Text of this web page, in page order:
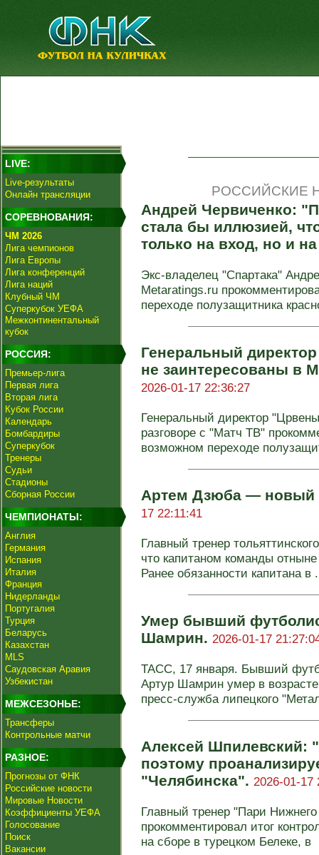
LIVE:
Live-результаты
Онлайн трансляции
СОРЕВНОВАНИЯ:
ЧМ 2026
Лига чемпионов
Лига Европы
Лига конференций
Лига наций
Клубный ЧМ
Суперкубок УЕФА
Межконтинентальный
кубок
РОССИЯ:
Премьер-лига
Первая лига
Вторая лига
Кубок России
Календарь
Бомбардиры
Суперкубок
Тренеры
Судьи
Стадионы
Сборная России
ЧЕМПИОНАТЫ:
Англия
Германия
Испания
Италия
Франция
Нидерланды
Португалия
Турция
Беларусь
Казахстан
MLS
Саудовская Аравия
Узбекистан
МЕЖСЕЗОНЬЕ:
Трансферы
Контрольные матчи
РАЗНОЕ:
Прогнозы от ФНК
Российские новости
Мировые Новости
Коэффициенты УЕФА
Голосование
Поиск
Вакансии
РОССИЙСКИЕ
Андрей Червиченко:
стала бы иллюзией,
только на вход, но и
Экс-владелец "Спартака"
Metaratings.ru
переходе полузащитника
Генеральный
не заинтересованы в
2026-01-17 22:36:27
Генеральный директор
разговоре с "Матч ТВ"
возможном переходе
Артем Дзюба — новый
17 22:11:41
Главный тренер
что капитаном команды
Ранее обязанности капитана в
Умер бывший
Шамрин. 2026-01-17
ТАСС, 17 января. Бывший
Артур Шамрин умер в
пресс-служба липецкого
Алексей Шпилевский:
поэтому
"Челябинска". 2026-01-17
Главный тренер "Пари
прокомментировал итог
на сборе в турецком Белеке, в